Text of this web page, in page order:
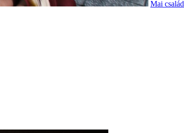
Mai család